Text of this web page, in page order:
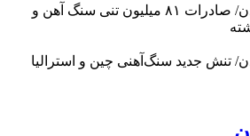
گزارش اختصاصی ومعادن/ صادرات ۸۱ میلیون تنی سنگ آهن و
تنش جدید سنگ‌آهنی چین و استرالیا